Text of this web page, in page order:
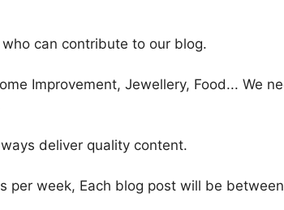
can contribute to our blog.
Improvement, Jewellery, Food... We
deliver quality content.
per week, Each blog post will be